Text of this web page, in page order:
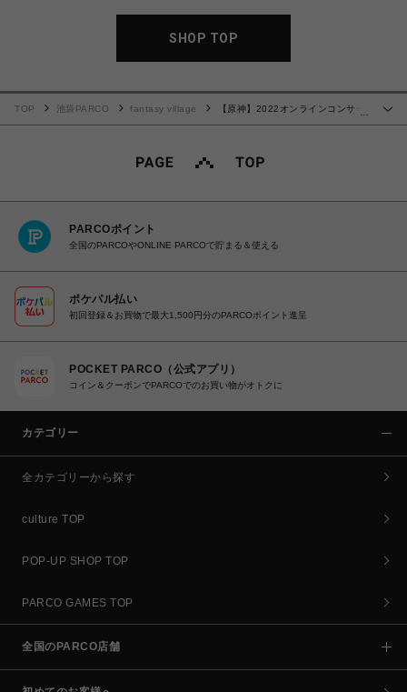
SHOP TOP
TOP 池袋PARCO fantasy village
【原神】2022オンラインコンサー
PARCOポイント
全国のPARCOやONLINE PARCOで貯まる＆使える
ポケパル払い
初回登録＆お買物で最大1,500円分のPARCOポイント進呈
POCKET PARCO（公式アプリ）
コイン＆クーポンでPARCOでのお買い物がオトクに
カテゴリー
全カテゴリーから探す
culture TOP
POP-UP SHOP TOP
PARCO GAMES TOP
全国のPARCO店舗